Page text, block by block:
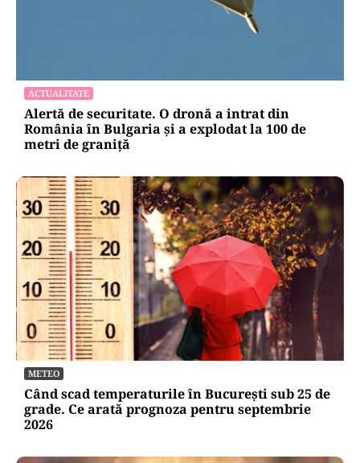
ACTUALITATE
Alertă de securitate. O dronă a intrat din
România în Bulgaria şi a explodat la 100 de
metri de graniţă
METEO
Când scad temperaturile în București sub 25 de
grade. Ce arată prognoza pentru septembrie
2026